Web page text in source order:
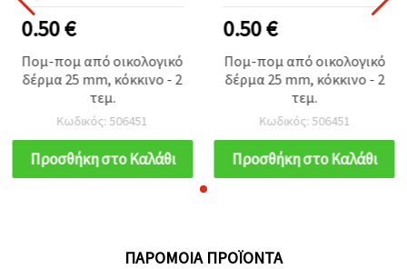
0.50 €
Πομ-πομ από οικολογικό
δέρμα 25 mm, κόκκινο - 2
τεμ.
Κωδικός: 506451
Προσθήκη στο Καλάθι
0.50 €
Πομ-πομ από οικολογικό
δέρμα 25 mm, κόκκινο - 2
τεμ.
Κωδικός: 506451
Προσθήκη στο Καλάθι
ΠΑΡΌΜΟΙΑ ΠΡΟΪΌΝΤΑ